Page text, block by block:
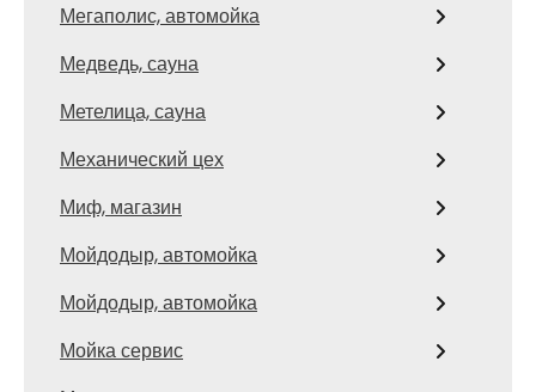
Мегаполис, автомойка
Медведь, сауна
Метелица, сауна
Механический цех
Миф, магазин
Мойдодыр, автомойка
Мойдодыр, автомойка
Мойка сервис